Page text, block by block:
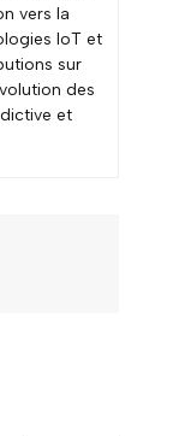
vers la
IoT et
sur
des
et